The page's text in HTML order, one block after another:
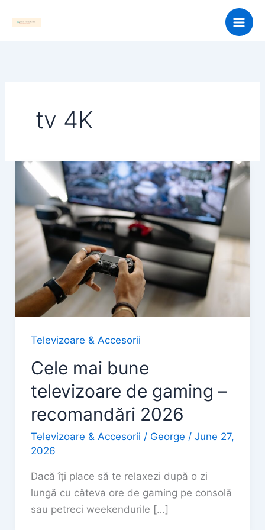
tv 4K
Televizoare & Accesorii
Cele mai bune
televizoare de gaming –
recomandări 2026
Televizoare & Accesorii / George / June 27,
2026
Dacă îți place să te relaxezi după o zi
lungă cu câteva ore de gaming pe consolă
sau petreci weekendurile […]